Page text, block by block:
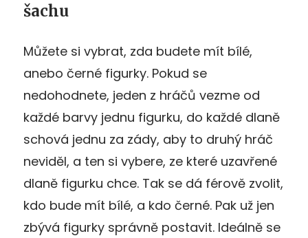
šachu
Můžete si vybrat, zda budete mít bílé,
anebo černé figurky. Pokud se
nedohodnete, jeden z hráčů vezme od
každé barvy jednu figurku, do každé dlaně
schová jednu za zády, aby to druhý hráč
neviděl, a ten si vybere, ze které uzavřené
dlaně figurku chce. Tak se dá férově zvolit,
kdo bude mít bílé, a kdo černé. Pak už jen
zbývá figurky správně postavit. Ideálně se